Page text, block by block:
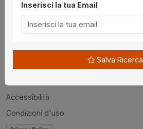
Utilità
Chi siamo
Disclaimer
Accessibilità
Condizioni d'uso
Inserisci la tua Email
Salva Ricerca